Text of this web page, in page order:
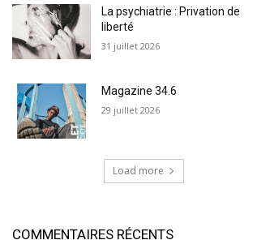
La psychiatrie : Privation de
liberté
31 juillet 2026
Magazine 34.6
29 juillet 2026
Load more
COMMENTAIRES RÉCENTS